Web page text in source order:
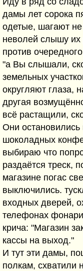
дамы лет сорока
одетые, шагают
неволей слышу их
против
"а Вы слышали,
земельных
округляют глаза,
другая
всё растащили,
Они остановились
шоколадных
выбираю что
раздаётся треск,
магазине погас
выключились.
входных дверей,
телефонах
крича: "Магазин
кассы на выход."
И тут эти дамы,
полкам, схватили